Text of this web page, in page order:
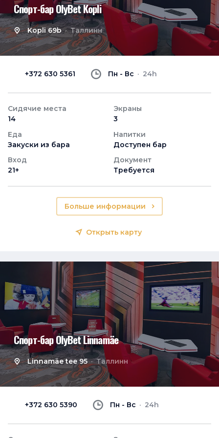
Спорт-бар OlyBet Kopli
Kopli 69b Таллинн
+372 630 5361 Пн - Вс 24h
Сидячие места
14
Экраны
3
Еда
Закуски из бара
Напитки
Доступен бар
Вход
21+
Документ
Требуется
Больше информации
Открыть карту
Спорт-бар OlyBet Linnamäe
Linnamäe tee 95 Таллинн
+372 630 5390 Пн - Вс 24h